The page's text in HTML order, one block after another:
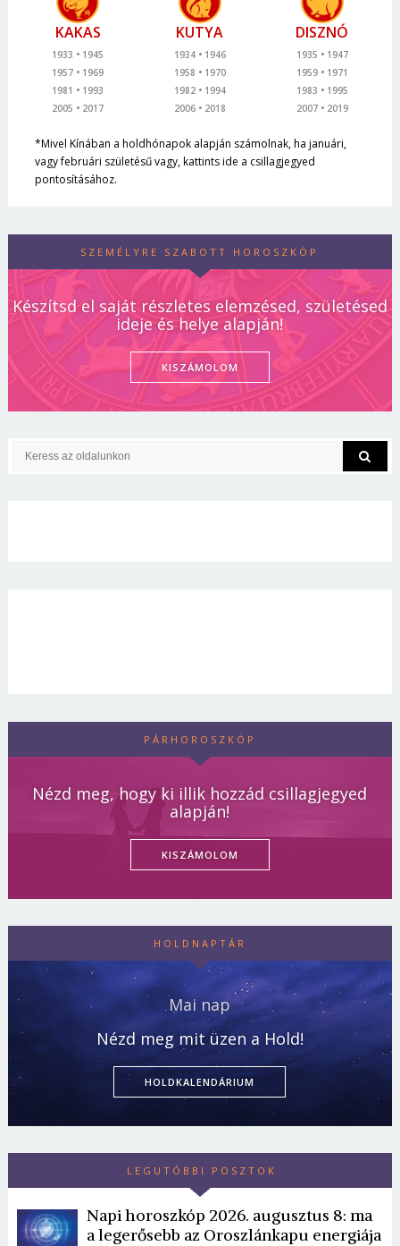
KAKAS
1933
1945
1957
1969
1981
1993
2005
2017
KUTYA
1934
1946
1958
1970
1982
1994
2006
2018
DISZNÓ
1935
1947
1959
1971
1983
1995
2007
2019
*Mivel Kínában a holdhónapok alapján számolnak, ha januári,
vagy februári születésű vagy, kattints ide a csillagjegyed
pontosításához.
SZEMÉLYRE SZABOTT HOROSZKÓP
Készítsd el saját részletes elemzésed, születésed
ideje és helye alapján!
KISZÁMOLOM
PÁRHOROSZKÓP
Nézd meg, hogy ki illik hozzád csillagjegyed
alapján!
KISZÁMOLOM
HOLDNAPTÁR
Mai nap
Nézd meg mit üzen a Hold!
HOLDKALENDÁRIUM
LEGUTÓBBI POSZTOK
Napi horoszkóp 2026. augusztus 8: ma
a legerősebb az Oroszlánkapu energiája